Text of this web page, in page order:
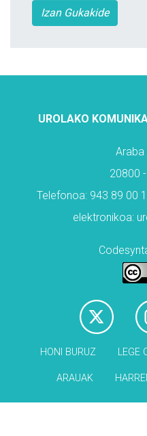
Izan Gukakide
UROLAKO
Araba
20800
Telefonoa: 943 89 00
elektronikoa:
HONI BURUZ LEGE
ARAUAK